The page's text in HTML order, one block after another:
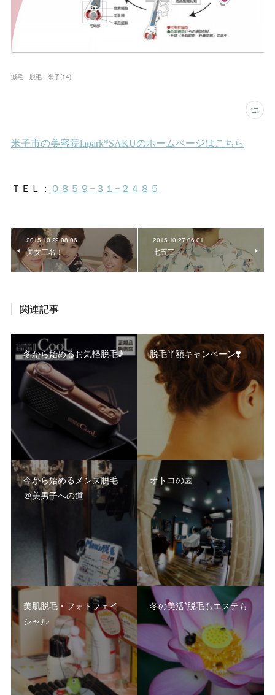
減毛 脱毛 米子(14)
2015.10.29 08:06
美女三名！
2015.10.27 06:01
七五三
関連記事
冬から始めるお気軽脱毛♪ 脱毛半額キャンペーン❣️
今から始めるメンズ脱毛
＠美男子への道
オトコの園
美肌脱毛・フォトフェイ
シャル
冬の美活*脱毛もエステも